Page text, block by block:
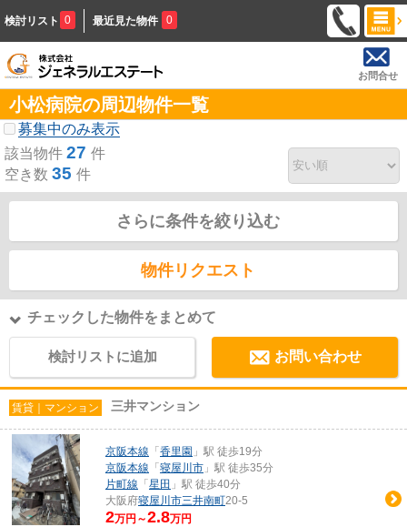
検討リスト 0 最近見た物件 0
お問合せ
小松病院の周辺物件一覧
募集中のみ表示
該当物件 27 件
空き数 35 件
さらに条件を絞り込む
物件リクエスト
チェックした物件をまとめて
検討リストに追加 お問い合わせ
賃貸｜マンション 三井マンション
京阪本線 「 香里園 」駅 徒歩19分
京阪本線 「 寝屋川市 」駅 徒歩35分
片町線 「 星田 」駅 徒歩40分
大阪府寝屋川市三井南町20-5
2万円～2.8万円